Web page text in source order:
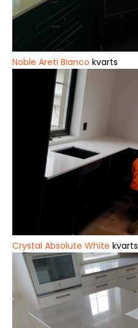
Noble Areti Bianco kvarts
Crystal Absolute White kvarts